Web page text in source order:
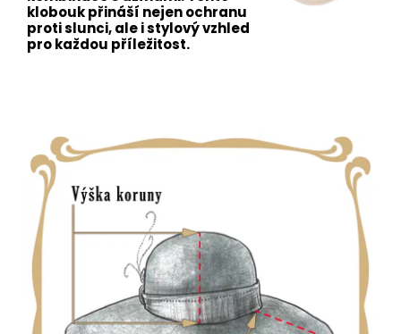
klobouk přináší nejen ochranu
proti slunci, ale i stylový vzhled
pro každou příležitost.